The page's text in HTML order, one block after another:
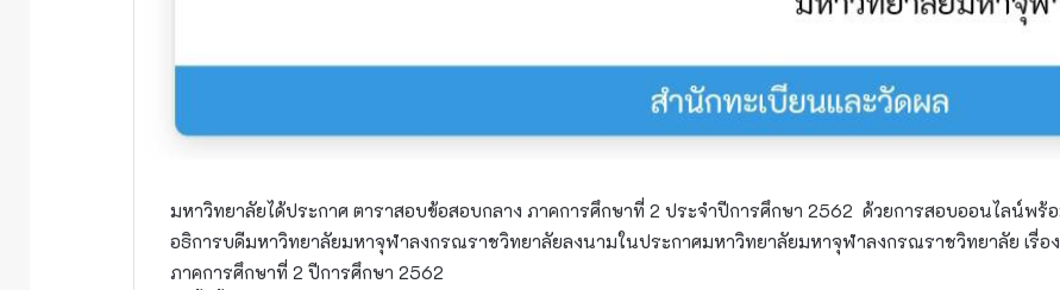
มหาวิทยาลัยได้ประกาศ ตาราสอบข้อสอบกลาง ภาคการศึกษาที่ 2 ประจำปีการศึกษา 2562 ด้วยการสอบออนไลน์พร้
อธิการบดีมหาวิทยาลัยมหาจุฬาลงกรณราชวิทยาลัยลงนามในประกาศมหาวิทยาลัยมหาจุฬาลงกรณราชวิทยาลัย เรื่อ
ภาคการศึกษาที่ 2 ปีการศึกษา 2562